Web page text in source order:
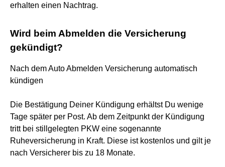
erhalten einen Nachtrag.
Wird beim Abmelden die Versicherung
gekündigt?
Nach dem Auto Abmelden Versicherung automatisch
kündigen
Die Bestätigung Deiner Kündigung erhältst Du wenige
Tage später per Post. Ab dem Zeitpunkt der Kündigung
tritt bei stillgelegten PKW eine sogenannte
Ruheversicherung in Kraft. Diese ist kostenlos und gilt je
nach Versicherer bis zu 18 Monate.